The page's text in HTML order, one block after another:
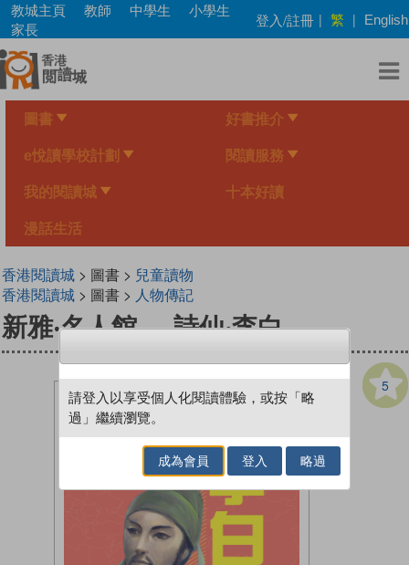
Skip
main
content
教城主頁 教師 中學生
小學生
家長
登入/註冊 | 繁 | English
圖書 好書推介
e悅讀學校計劃 閱讀服務
我的閱讀城 十本好讀
漫話生活
香港閱讀城> 圖書 > 兒童讀物
香港閱讀城> 圖書 > 人物傳記
新雅‧名人館──詩仙‧李白
5
請登入以享受個人化閱讀體驗，或按「略
過」繼續瀏覽。
成為會員 登入 略過